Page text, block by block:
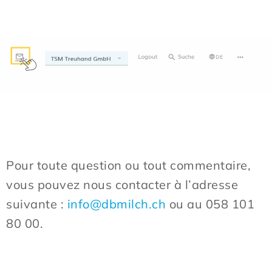
Pour toute question ou tout commentaire,
vous pouvez nous contacter à l’adresse
suivante : info@dbmilch.ch ou au 058 101
80 00.